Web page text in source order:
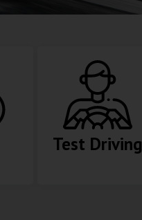
Test Driving